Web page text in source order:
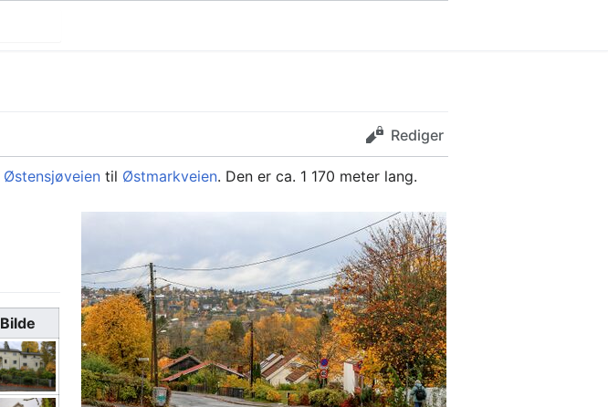
Rediger
Østensjøveien til Østmarkveien. Den er ca. 1 170 meter lang.
Bilde